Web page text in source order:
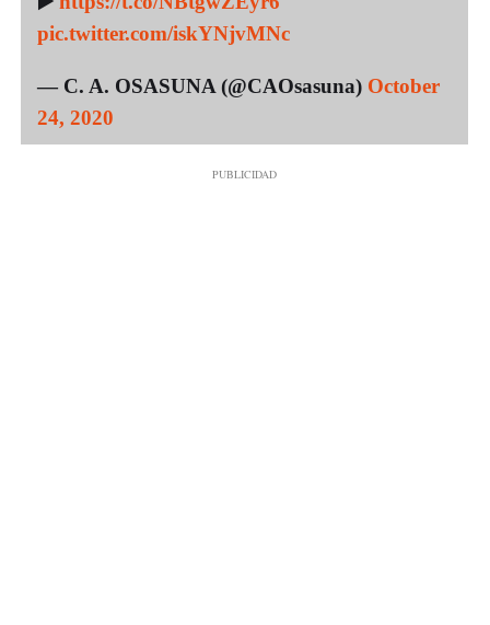
pic.twitter.com/iskYNjvMNc
— C. A. OSASUNA (@CAOsasuna) October
24, 2020